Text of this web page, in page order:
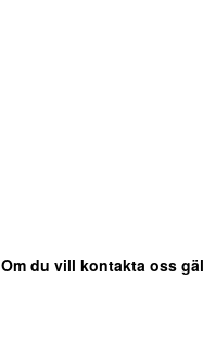
Om du vill kontakta oss